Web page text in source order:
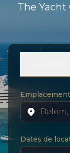
The
Emplacement
Dates de